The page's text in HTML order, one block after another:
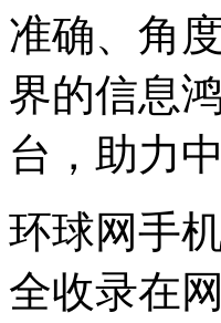
准确、角
界的信息
台，助力
环球网手
全收录在